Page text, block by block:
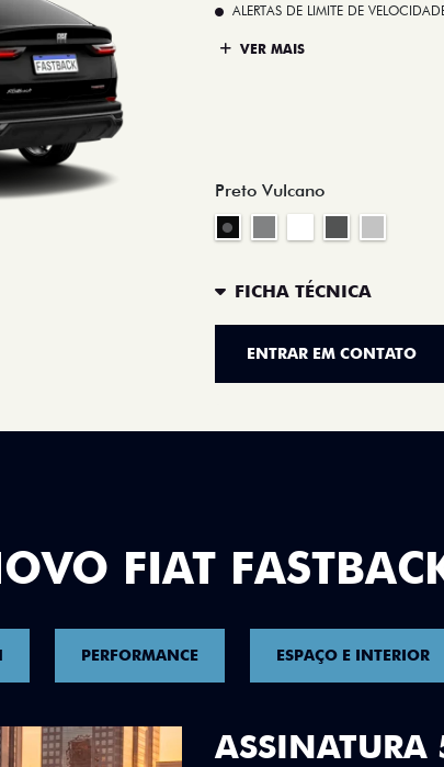
ALERTAS DE LIMITE DE
VER MAIS
Preto Vulcano
FICHA TÉCNICA
ENTRAR EM CONTATO
FIAT
PERFORMANCE ESPAÇO E INTERIOR
DESIGN QUE